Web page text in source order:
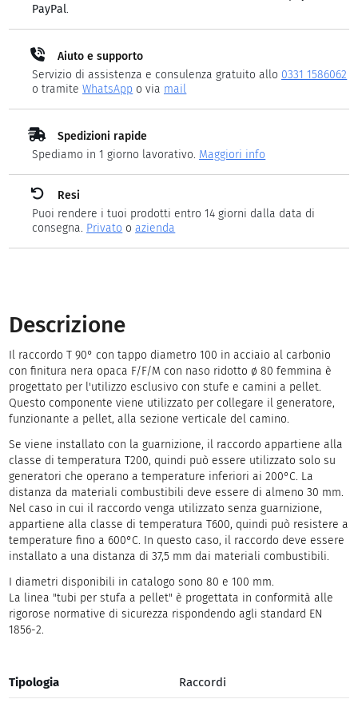
PayPal.
Aiuto e supporto
Servizio di assistenza e consulenza gratuito allo 0331 1586062
o tramiteWhatsApp o via mail
Spedizioni rapide
Spediamo in 1 giorno lavorativo. Maggiori info
Resi
Puoi rendere i tuoi prodotti entro 14 giorni dalla data di
consegna. Privato oazienda
Descrizione
Il raccordo T 90° con tappo diametro 100 in acciaio al carbonio
con finitura nera opaca F/F/M con naso ridotto ø 80 femmina è
progettato per l'utilizzo esclusivo con stufe e camini a pellet.
Questo componente viene utilizzato per collegare il generatore,
funzionante a pellet, alla sezione verticale del camino.
Se viene installato con la guarnizione, il raccordo appartiene alla
classe di temperatura T200, quindi può essere utilizzato solo su
generatori che operano a temperature inferiori ai 200°C. La
distanza da materiali combustibili deve essere di almeno 30 mm.
Nel caso in cui il raccordo venga utilizzato senza guarnizione,
appartiene alla classe di temperatura T600, quindi può resistere a
temperature fino a 600°C. In questo caso, il raccordo deve essere
installato a una distanza di 37,5 mm dai materiali combustibili.
I diametri disponibili in catalogo sono 80 e 100 mm.
La linea "tubi per stufa a pellet" è progettata in conformità alle
rigorose normative di sicurezza rispondendo agli standard EN
1856-2.
Tipologia Raccordi